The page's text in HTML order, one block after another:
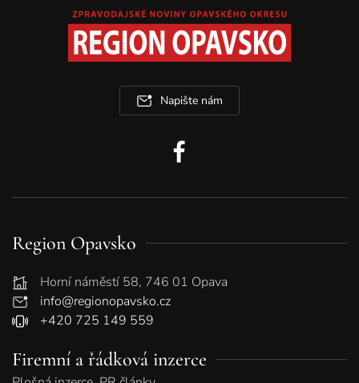
Napište nám
Region Opavsko
Horní náměstí 58, 746 01 Opava
info@regionopavsko.cz
+420 725 149 559
Firemní a řádková inzerce